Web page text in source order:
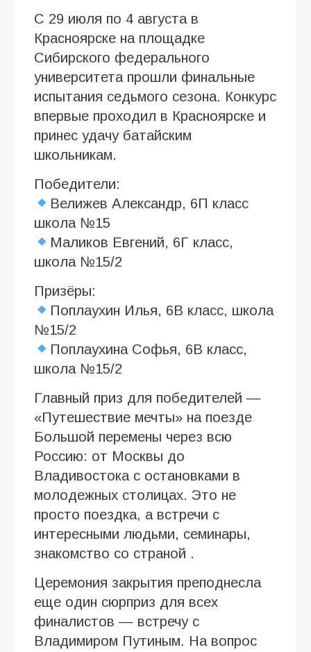
С 29 июля по 4 августа в
Красноярске на площадке
Сибирского федерального
университета прошли финальные
испытания седьмого сезона. Конкурс
впервые проходил в Красноярске и
принес удачу батайским
школьникам.
Победители:
Велижев Александр, 6П класс
школа №15
Маликов Евгений, 6Г класс,
школа №15/2
Призёры:
Поплаухин Илья, 6В класс, школа
№15/2
Поплаухина Софья, 6В класс,
школа №15/2
Главный приз для победителей —
«Путешествие мечты» на поезде
Большой перемены через всю
Россию: от Москвы до
Владивостока с остановками в
молодежных столицах. Это не
просто поездка, а встречи с
интересными людьми, семинары,
знакомство со страной .
Церемония закрытия преподнесла
еще один сюрприз для всех
финалистов — встречу с
Владимиром Путиным. На вопрос